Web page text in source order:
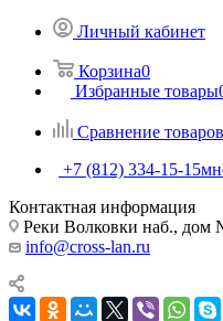
Личный кабинет
Корзина0
Избранные товары
Сравнение товаров
+7 (812) 334-15-15
Контактная информация
Реки Волковки наб.,
info@cross-lan.ru